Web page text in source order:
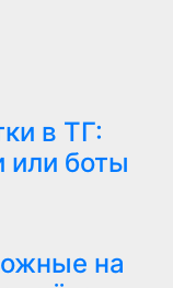
в ТГ:
или боты
на